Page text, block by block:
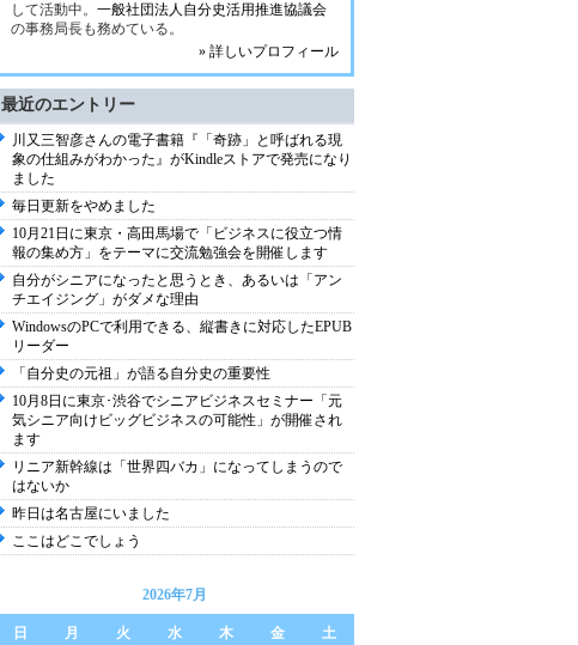
して活動中。 一般社団法人自分史活用推進協議会
の事務局長も務めている。
» 詳しいプロフィール
最近のエントリー
川又三智彦さんの電子書籍『「奇跡」と呼ばれる現
象の仕組みがわかった』がKindleストアで発売になり
ました
毎日更新をやめました
10月21日に東京・高田馬場で「ビジネスに役立つ情
報の集め方」をテーマに交流勉強会を開催します
自分がシニアになったと思うとき、あるいは「アン
チエイジング」がダメな理由
WindowsのPCで利用できる、縦書きに対応したEPUB
リーダー
「自分史の元祖」が語る自分史の重要性
10月8日に東京･渋谷でシニアビジネスセミナー「元
気シニア向けビッグビジネスの可能性」が開催され
ます
リニア新幹線は「世界四バカ」になってしまうので
はないか
昨日は名古屋にいました
ここはどこでしょう
2026年7月
日 月 火 水 木 金 土